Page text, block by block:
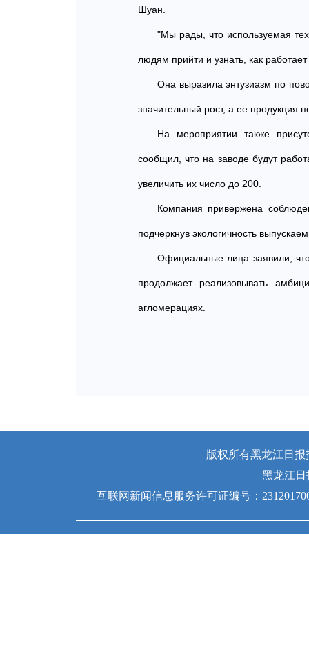
Шуан.
"Мы рады, что используемая
людям прийти и узнать, как
Она выразила энтузиазм по
значительный рост, а ее продукция
На мероприятии также
сообщил, что на заводе будут
увеличить их число до 200.
Компания привержена
подчеркнув экологичность
Официальные лица заявили,
продолжает реализовывать
агломерациях.
版权所有黑龙江日报
黑龙江日
互联网新闻信息服务许可证编号：